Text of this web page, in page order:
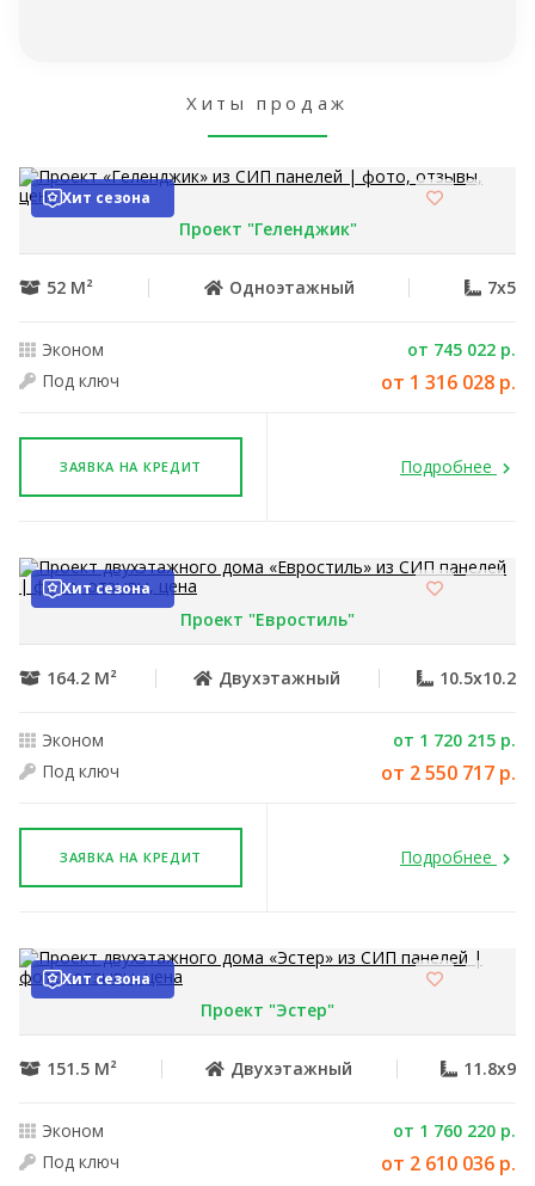
Хиты продаж
Хит сезона
Проект "Геленджик"
52 М² Одноэтажный 7x5
Эконом
от 745 022 р.
Под ключ
от 1 316 028 р.
ЗАЯВКА НА КРЕДИТ Подробнее
Хит сезона
Проект "Евростиль"
164.2 М² Двухэтажный 10.5x10.2
Эконом
от 1 720 215 р.
Под ключ
от 2 550 717 р.
ЗАЯВКА НА КРЕДИТ Подробнее
Хит сезона
Проект "Эстер"
151.5 М² Двухэтажный 11.8x9
Эконом
от 1 760 220 р.
Под ключ
от 2 610 036 р.